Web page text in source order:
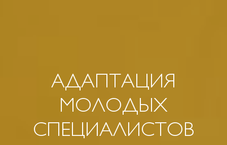
АДАПТАЦИЯ
МОЛОДЫХ
СПЕЦИАЛИСТОВ